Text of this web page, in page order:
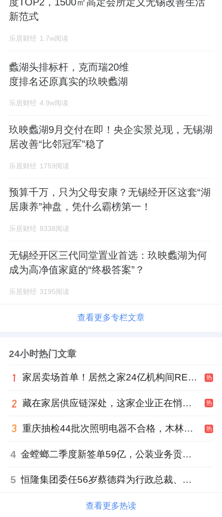
新范式
乐居财经 1.7w阅读
蠡湖头排标杆，克而瑞20维
度排名还原真实的玖映蠡湖
乐居财经 4.9w阅读
玖映蠡湖9月交付在即！央企实景兑现，无锡湖
居改善“比邻冠军”稳了
乐居财经 1759阅读
预算千万，只为父母安康？无锡经开区这套“湖
居康养”神盘，凭什么霸榜第一！
乐居财经 8338阅读
无锡经开区三代同堂置业首选：玖映蠡湖为何
成为高净值家庭的“终极答案”？
乐居财经 3195阅读
查看更多专栏文章
24小时热门文章
家居卖场首单！居然之家24亿机构间REITs获深交所无异议函 热
藏在家居供应链深处，这家企业正在悄悄转型 热
重庆抽检44批次照明电器不合格，木林森全资子公司被点名 热
4 金螳螂二季度新签单59亿，公装业务贡献逾八成
5 恒隆集团委任56岁蔡德粦为行政总裁、年薪2052万港元，曾任星巴克中国CEO
查看更多热读